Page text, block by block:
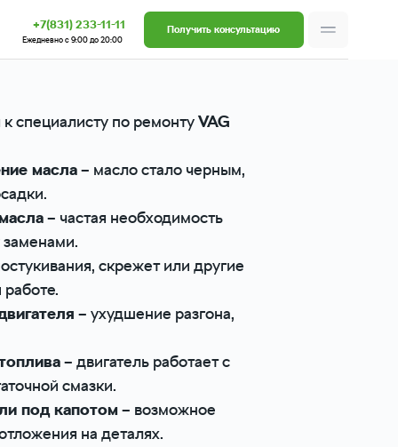
Получить консультацию
20:00
11
специалисту по ремонтуVAG
масла– масло стало черным,
– частая необходимость
скрежет или другие
– ухудшение разгона,
– двигатель работает с
смазки.
под капотом– возможное
на деталях.